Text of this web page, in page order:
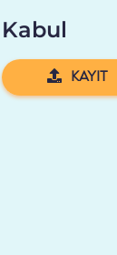
Kabul
KAYIT